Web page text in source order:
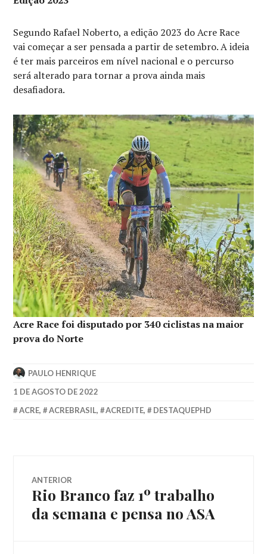
Segundo Rafael Noberto, a edição 2023 do Acre Race
vai começar a ser pensada a partir de setembro. A ideia
é ter mais parceiros em nível nacional e o percurso
será alterado para tornar a prova ainda mais
desafiadora.
Acre Race foi disputado por 340 ciclistas na maior
prova do Norte
PAULO HENRIQUE
1 DE AGOSTO DE 2022
ACRE, ACREBRASIL, ACREDITE, DESTAQUEPHD
ANTERIOR
Rio Branco faz 1º trabalho
da semana e pensa no ASA